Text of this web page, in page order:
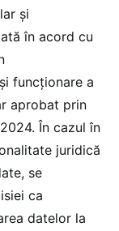
şi
în acord cu
funcționare a
aprobat prin
În cazul în
juridică
se
ca
datelor la